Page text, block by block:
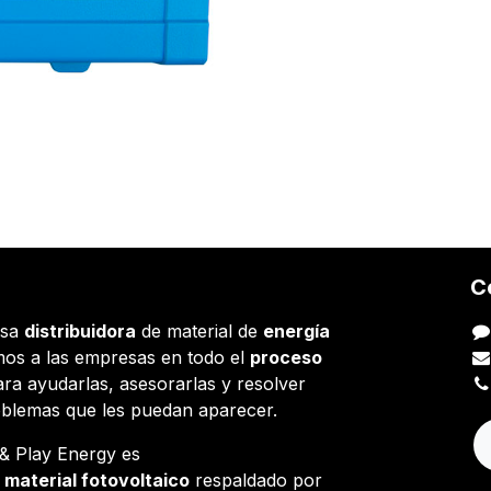
distribuidora de material de energía
a las empresas en todo el proceso
ayudarlas, asesorarlas y resolver
que les puedan aparecer.
Play Energy es
material fotovoltaico respaldado por